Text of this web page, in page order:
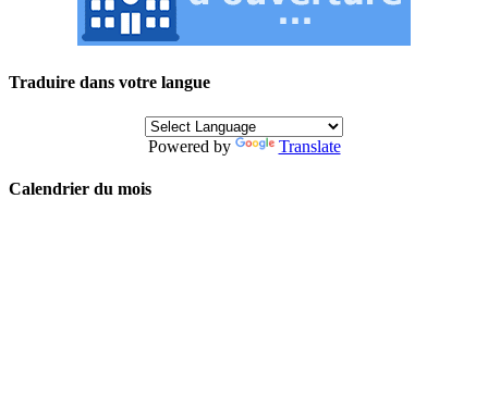
Traduire dans votre langue
Powered by Translate
Calendrier du mois